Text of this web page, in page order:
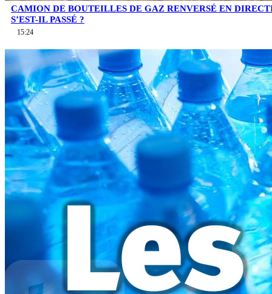
CAMION DE BOUTEILLES DE GAZ RENVERSÉ EN
S’EST-IL PASSÉ ?
15:24